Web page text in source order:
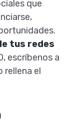
que
tus redes
escríbenos a
rellena el